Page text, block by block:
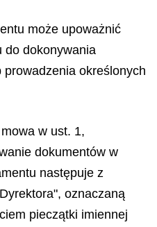
może upoważnić
do dokonywania
określonych
w ust. 1,
dokumentów w
następuje z
oznaczaną
pieczątki imiennej